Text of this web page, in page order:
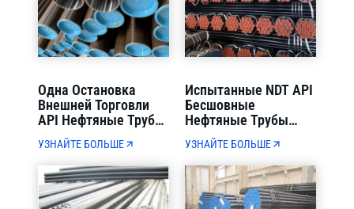
Одна Остановка
Внешней Торговли
API Нефтяные Трубы
Таможенной
Декларации И
Контейнерной
Загрузки Прямая
Доставка
УЗНАЙТЕ БОЛЬШЕ
Испытанные NDT API
Бесшовные
Нефтяные Трубы
X65-X80 OD 114-1220
Мм Строгий
Контроль Качества
УЗНАЙТЕ БОЛЬШЕ